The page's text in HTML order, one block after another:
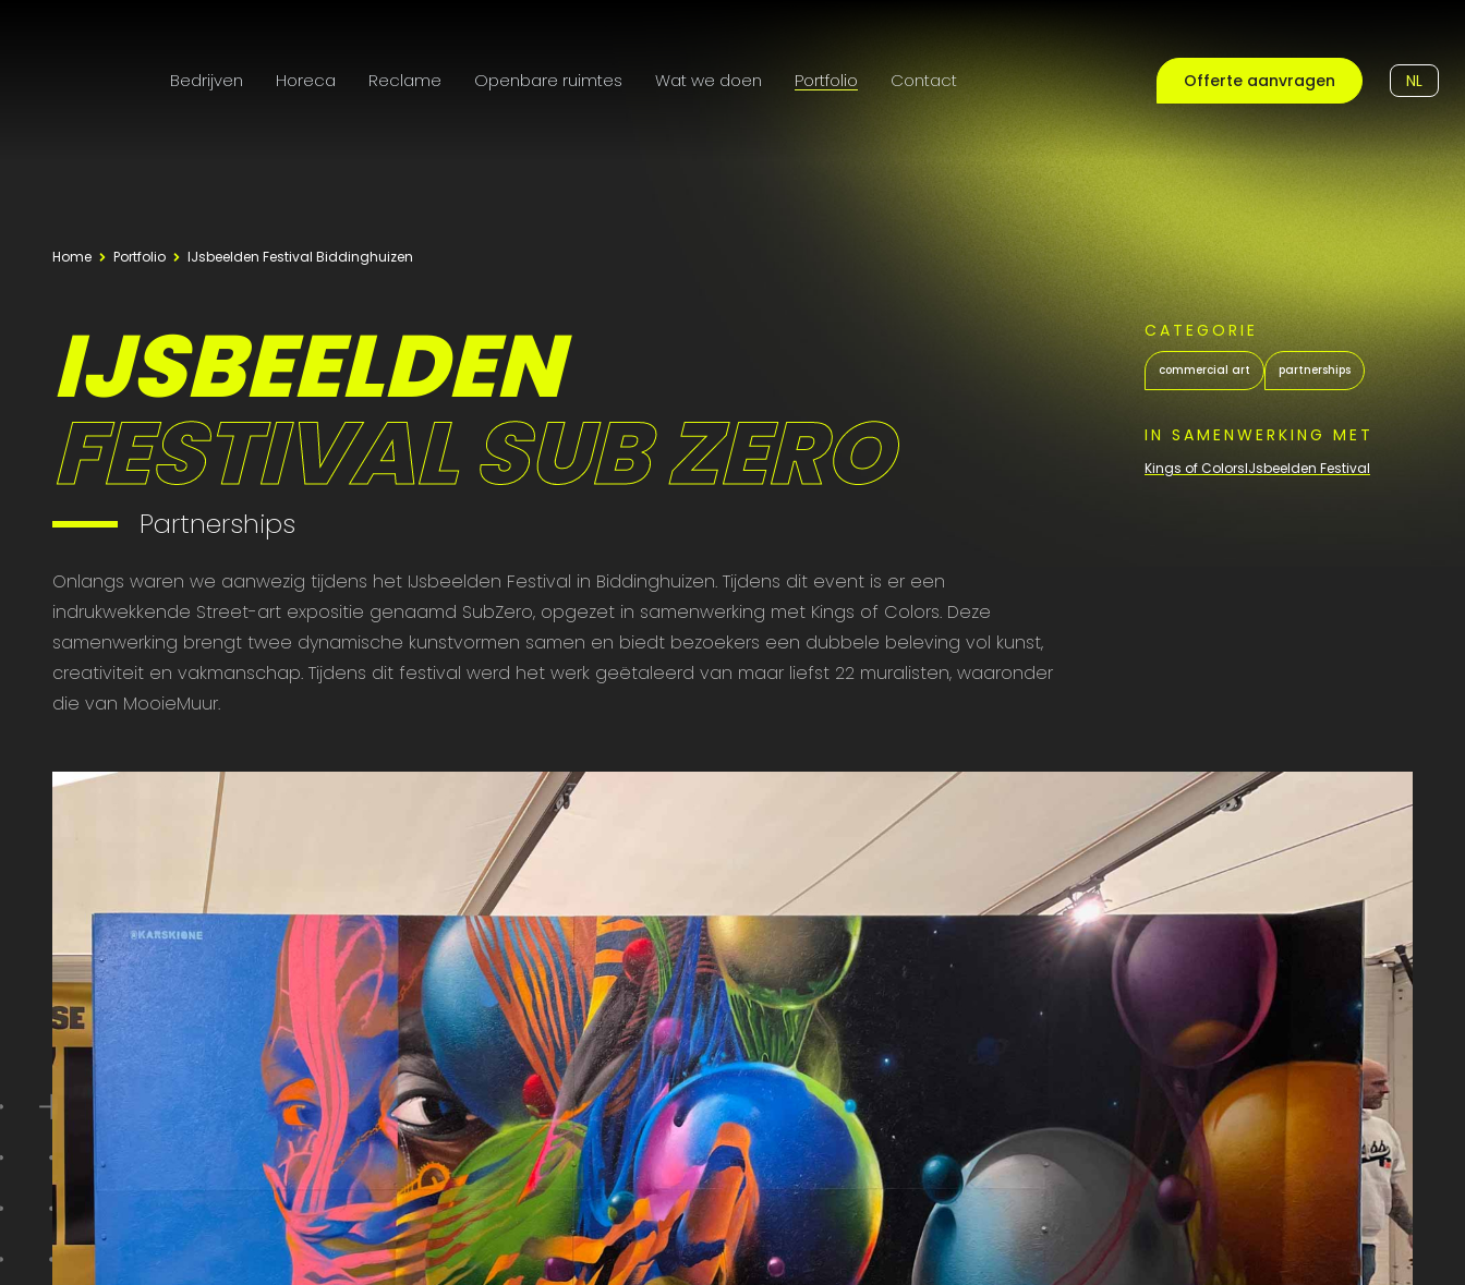
Bedrijven Horeca Reclame Openbare ruimtes Wat we doen Portfolio Contact Offerte aanvragen NL
Home Portfolio IJsbeelden Festival Biddinghuizen
CATEGORIE
commercial art partnerships
IN SAMENWERKING MET
Kings of ColorsIJsbeelden Festival
IJSBEELDEN
FESTIVAL SUB ZERO
Partnerships
Onlangs waren we aanwezig tijdens het IJsbeelden Festival in Biddinghuizen. Tijdens dit event is er een
indrukwekkende Street-art expositie genaamd SubZero, opgezet in samenwerking met Kings of Colors. Deze
samenwerking brengt twee dynamische kunstvormen samen en biedt bezoekers een dubbele beleving vol kunst,
creativiteit en vakmanschap. Tijdens dit festival werd het werk geëtaleerd van maar liefst 22 muralisten, waaronder
die van MooieMuur.